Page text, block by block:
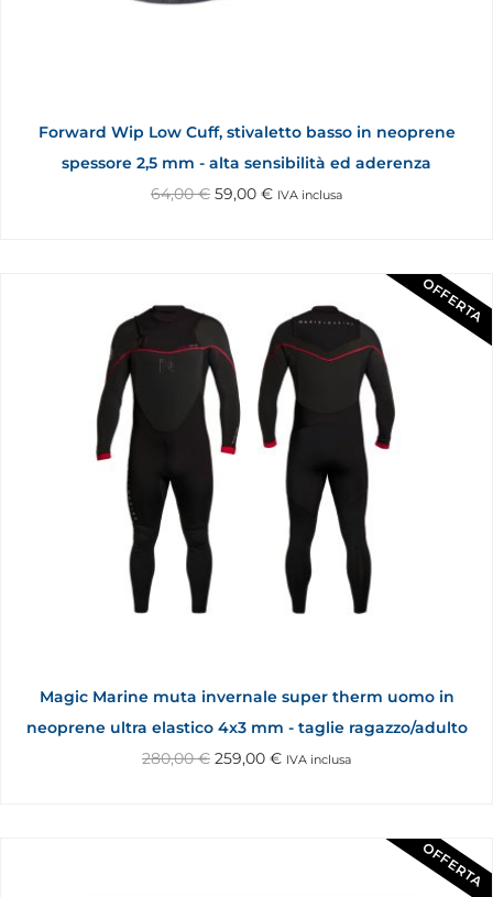
Forward Wip Low Cuff, stivaletto basso in neoprene
spessore 2,5 mm - alta sensibilità ed aderenza
64,00€ 59,00 € IVA inclusa
OFFERTA
Magic Marine muta invernale super therm uomo in
neoprene ultra elastico 4x3 mm - taglie ragazzo/adulto
280,00€ 259,00 € IVA inclusa
OFFERTA